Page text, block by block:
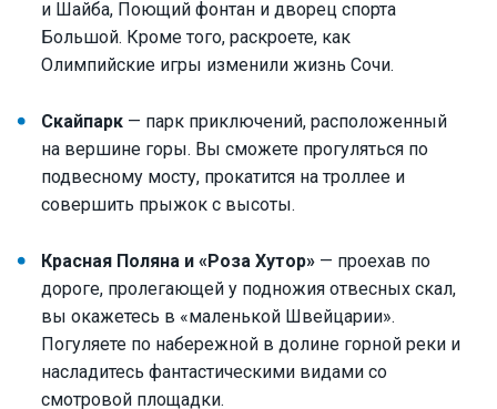
и Шайба, Поющий фонтан и дворец спорта
Большой. Кроме того, раскроете, как
Олимпийские игры изменили жизнь Сочи.
Скайпарк — парк приключений, расположенный
на вершине горы. Вы сможете прогуляться по
подвесному мосту, прокатится на троллее и
совершить прыжок с высоты.
Красная Поляна и «Роза Хутор» — проехав по
дороге, пролегающей у подножия отвесных скал,
вы окажетесь в «маленькой Швейцарии».
Погуляете по набережной в долине горной реки и
насладитесь фантастическими видами со
смотровой площадки.